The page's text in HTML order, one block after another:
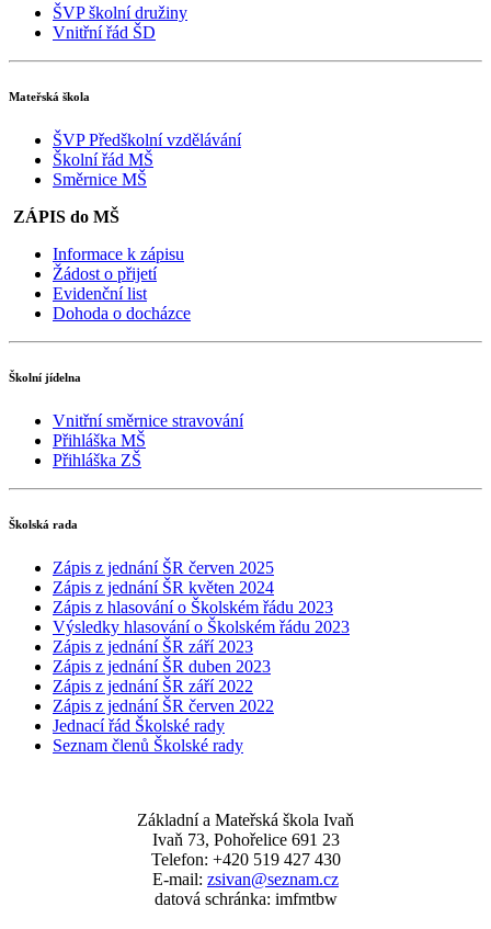
ŠVP školní družiny
Vnitřní řád ŠD
Mateřská škola
ŠVP Předškolní vzdělávání
Školní řád MŠ
Směrnice MŠ
ZÁPIS do MŠ
Informace k zápisu
Žádost o přijetí
Evidenční list
Dohoda o docházce
Školní jídelna
Vnitřní směrnice stravování
Přihláška MŠ
Přihláška ZŠ
Školská rada
Zápis z jednání ŠR červen 2025
Zápis z jednání ŠR květen 2024
Zápis z hlasování o Školském řádu 2023
Výsledky hlasování o Školském řádu 2023
Zápis z jednání ŠR září 2023
Zápis z jednání ŠR duben 2023
Zápis z jednání ŠR září 2022
Zápis z jednání ŠR červen 2022
Jednací řád Školské rady
Seznam členů Školské rady
Základní a Mateřská škola Ivaň
Ivaň 73, Pohořelice 691 23
Telefon: +420 519 427 430
E-mail: zsivan@seznam.cz
datová schránka: imfmtbw